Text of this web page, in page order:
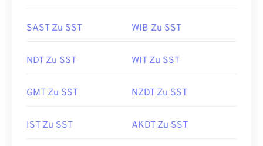
SAST Zu SST WIB Zu SST
NDT Zu SST WIT Zu SST
GMT Zu SST NZDT Zu SST
IST Zu SST AKDT Zu SST